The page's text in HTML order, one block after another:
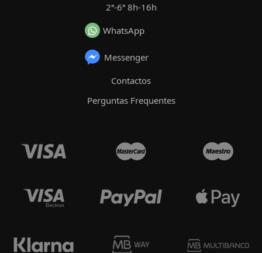
2ª-6ª 8h-16h
WhatsApp
Messenger
Contactos
Perguntas Frequentes